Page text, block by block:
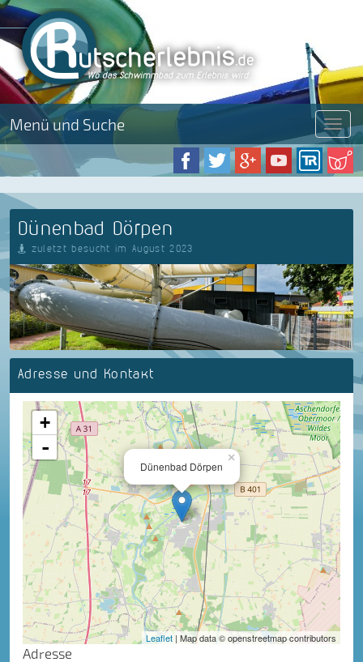
Menü und Suche Menü
Dünenbad Dörpen
zuletzt besucht im August 2023
Adresse und Kontakt
×
Dünenbad Dörpen
+
-
Leaflet | Map data © openstreetmap contributors
Adresse